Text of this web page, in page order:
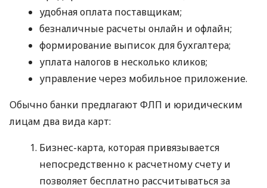
удобная оплата поставщикам;
безналичные расчеты онлайн и офлайн;
формирование выписок для бухгалтера;
уплата налогов в несколько кликов;
управление через мобильное приложение.
Обычно банки предлагают ФЛП и юридическим
лицам два вида карт:
Бизнес-карта, которая привязывается
непосредственно к расчетному счету и
позволяет бесплатно рассчитываться за